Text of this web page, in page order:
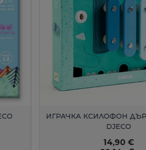
БЪРЗ ПРЕГЛЕД
ИГРАЧКА КСИЛОФОН ДЪРВО И ФИЛЦ